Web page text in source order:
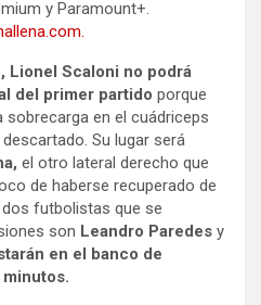
y Paramount+.
Lionel Scaloni no podrá
del primer partido porque
sobrecarga en el cuádriceps
Su lugar será
el otro lateral derecho que
de haberse recuperado de
futbolistas que se
son Leandro Paredes y
en el banco de